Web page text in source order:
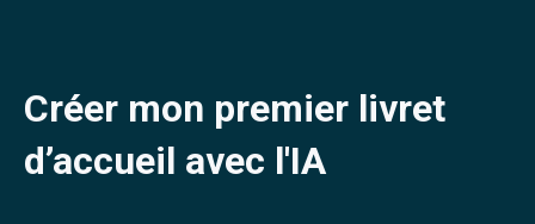
Créer mon premier livret
d’accueil avec l'IA